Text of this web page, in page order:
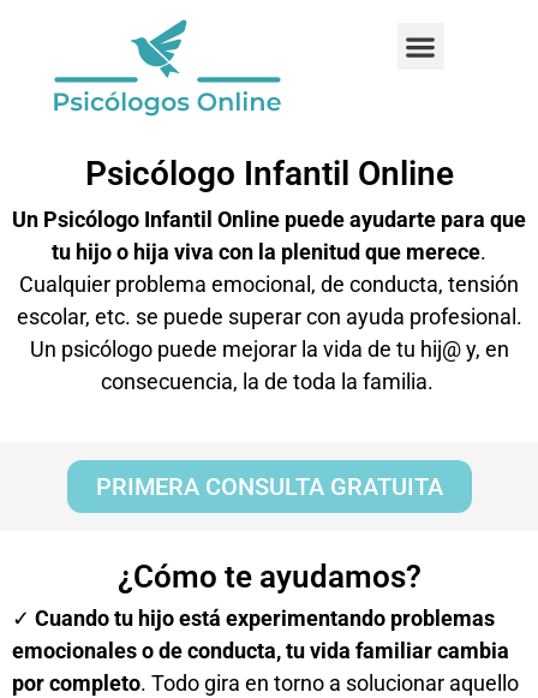
Psicólogo Infantil Online
Un Psicólogo Infantil Online puede ayudarte para que
tu hijo o hija viva con la plenitud que merece.
Cualquier problema emocional, de conducta, tensión
escolar, etc. se puede superar con ayuda profesional.
Un psicólogo puede mejorar la vida de tu hij@ y, en
consecuencia, la de toda la familia.
PRIMERA CONSULTA GRATUITA
¿Cómo te ayudamos?
✓ Cuando tu hijo está experimentando problemas
emocionales o de conducta, tu vida familiar cambia
por completo. Todo gira en torno a solucionar aquello